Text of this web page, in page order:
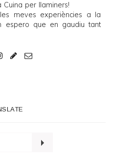
Cuina per llaminers!
meves experiències a la
espero que en gaudiu tant